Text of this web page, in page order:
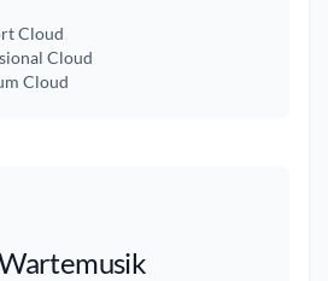
Cloud
Cloud
Cloud